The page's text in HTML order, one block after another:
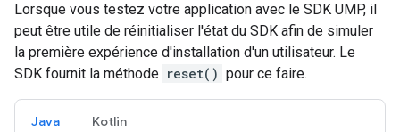
Lorsque vous testez votre application avec le SDK UMP, il
peut être utile de réinitialiser l'état du SDK afin de simuler
la première expérience d'installation d'un utilisateur. Le
SDK fournit la méthode reset() pour ce faire.
Java Kotlin